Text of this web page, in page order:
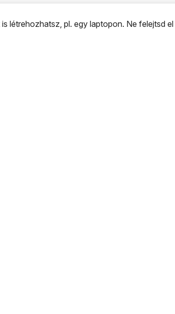
létrehozhatsz, pl. egy laptopon. Ne felejtsd el